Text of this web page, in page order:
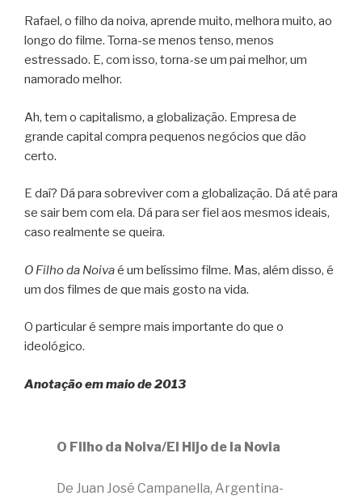
Rafael, o filho da noiva, aprende muito, melhora muito, ao
longo do filme. Torna-se menos tenso, menos
estressado. E, com isso, torna-se um pai melhor, um
namorado melhor.
Ah, tem o capitalismo, a globalização. Empresa de
grande capital compra pequenos negócios que dão
certo.
E daí? Dá para sobreviver com a globalização. Dá até para
se sair bem com ela. Dá para ser fiel aos mesmos ideais,
caso realmente se queira.
O Filho da Noivaé um belíssimo filme. Mas, além disso, é
um dos filmes de que mais gosto na vida.
O particular é sempre mais importante do que o
ideológico.
Anotação em maio de 2013
O Filho da Noiva/El Hijo de la Novia
De Juan José Campanella, Argentina-